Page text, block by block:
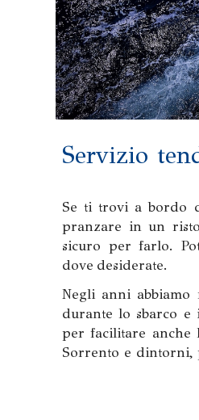
Servizio
Se ti trovi a bordo
pranzare in un
sicuro per farlo.
dove desiderate.
Negli anni
durante lo sbarco e
per facilitare
Sorrento e dintorni,